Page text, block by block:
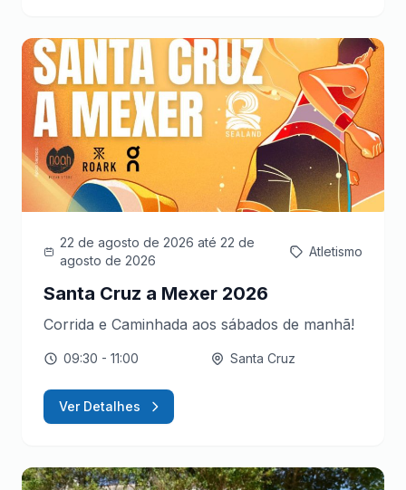
22 de agosto de 2026 até 22 de
agosto de 2026
Atletismo
Santa Cruz a Mexer 2026
Corrida e Caminhada aos sábados de manhã!
09:30 - 11:00 Santa Cruz
Ver Detalhes